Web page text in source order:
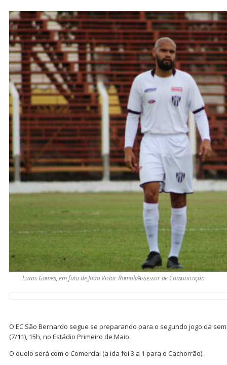
Lucas Gomes, em foto de João Victor Romoli/Assessor de Comunicação
O EC São Bernardo segue se preparando para o segundo jogo da
(7/11), 15h, no Estádio Primeiro de Maio.
O duelo será com o Comercial (a ida foi 3 a 1 para o Cachorrão).